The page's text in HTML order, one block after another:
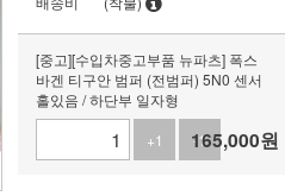
[중고][수입차중고부품 뉴파츠] 폭스
바겐 티구안 범퍼 (전범퍼) 5N0 센서
홀있음 / 하단부 일자형
+1
-1
165,000원